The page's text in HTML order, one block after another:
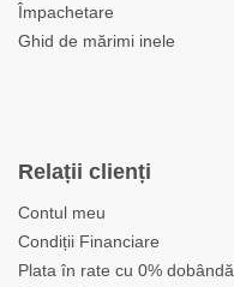
Împachetare
Ghid de mărimi inele
Relații clienți
Contul meu
Condiții Financiare
Plata în rate cu 0% dobândă